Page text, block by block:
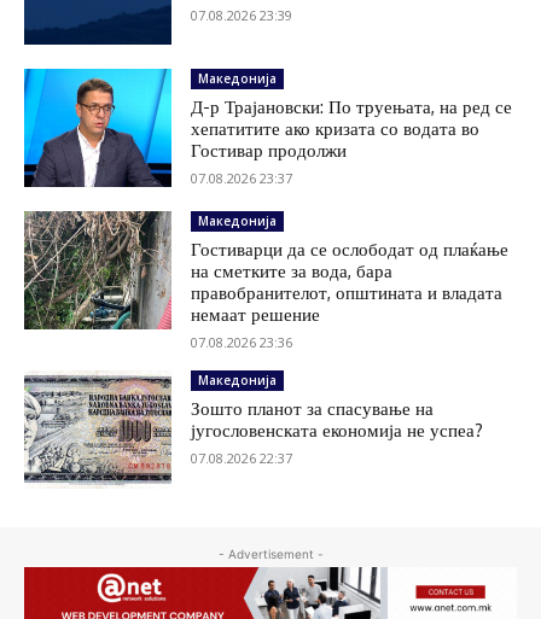
07.08.2026 23:39
Македонија
Д-р Трајановски: По труењата, на ред се
хепатитите ако кризата со водата во
Гостивар продолжи
07.08.2026 23:37
Македонија
Гостиварци да се ослободат од плаќање
на сметките за вода, бара
правобранителот, општината и владата
немаат решение
07.08.2026 23:36
Македонија
Зошто планот за спасување на
југословенската економија не успеа?
07.08.2026 22:37
- Advertisement -